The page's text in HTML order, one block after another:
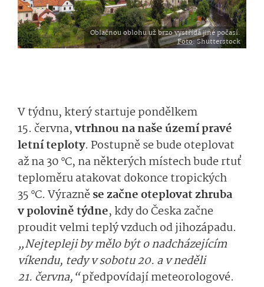
Oblačnou oblohu už brzo vystřídá jiné počasí.
Foto: Shutterstock
V týdnu, který startuje pondělkem
15. června,vtrhnou na naše území pravé
letní teploty. Postupně se bude oteplovat
až na 30 °C, na některých místech bude rtuť
teploměru atakovat dokonce tropických
35 °C. Výrazněse začne oteplovat zhruba
v polovině týdne, kdy do Česka začne
proudit velmi teplý vzduch od jihozápadu.
„Nejtepleji by mělo být o nadcházejícím
víkendu, tedy v sobotu 20. a v neděli
21. června,“předpovídají meteorologové.